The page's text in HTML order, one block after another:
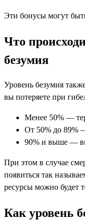
Эти бонусы могут
Что
безумия
Уровень безумия
вы потеряете при
Менее 50% —
От 50% до 89%
90% и выше —
При этом в случае
появиться так
ресурсы можно будет
Как уровень